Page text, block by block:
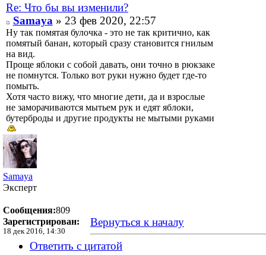
Re: Что бы вы изменили?
Samaya » 23 фев 2020, 22:57
Ну так помятая булочка - это не так критично, как
помятый банан, который сразу становится гнилым
на вид.
Проще яблоки с собой давать, они точно в рюкзаке
не помнутся. Только вот руки нужно будет где-то
помыть.
Хотя часто вижу, что многие дети, да и взрослые
не заморачиваются мытьем рук и едят яблоки,
бутерброды и другие продукты не мытыми руками
Samaya
Эксперт
Сообщения:809
Зарегистрирован:
18 дек 2016, 14:30
Вернуться к началу
Ответить с цитатой